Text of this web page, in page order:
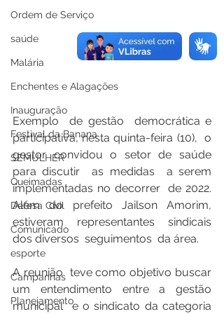
Ordem de Serviço
saúde
Malária
Enchentes e Alagações
Inauguração
Festival da Banana
SEMULHER
Queimadas
Defesa Civil
Comunicado
esporte
Campanhas
Planejamento
Exemplo  de gestão  democrática e
participativa, nesta quinta-feira (10),  o
gestor convidou o setor de saúde
para discutir  as medidas  a serem
implementadas no decorrer  de 2022.
Além do prefeito Jailson Amorim,
estiveram representantes sindicais
dos diversos  seguimentos  da área.
A reunião  teve como objetivo buscar
um entendimento entre a gestão
municipal  e o sindicato da categoria